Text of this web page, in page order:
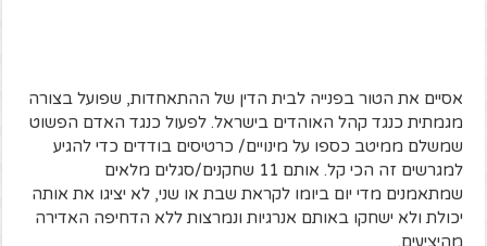
אסיים את הטור בפנייה לבית הדין של ההתאחדות, שפועל בצורה
מגמתית כנגד קהל האוהדים בישראל. לפעול כנגד האדם הפשוט
שמשלם ממיטב כספו על מינויים/ כרטיסים בודדים כדי להגיע
למגרשים זה הכי קל. אותם 11 שחקנים/סגלים מלאים
שמתאמנים מדי יום ביומו לקראת שבת או שני, לא יציגו את אותה
יכולת ולא ישחקו באותם אנרגיות ונמרצות ללא הדחיפה האדירה
מהיציעים.